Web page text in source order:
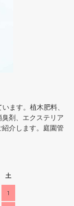
ます。植木肥料、
剤、エクステリア
介します。庭園管
土
1